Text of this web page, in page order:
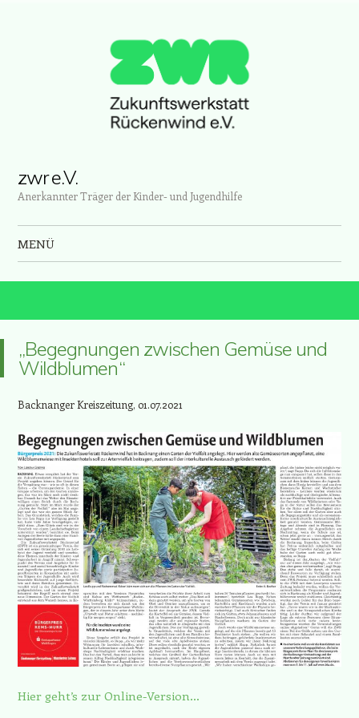
zwr e.V.
Anerkannter Träger der Kinder- und Jugendhilfe
MENÜ
„Begegnungen zwischen Gemüse und
Wildblumen“
Backnanger Kreiszeitung, 01.07.2021
Hier geht’s zur Online-Version…